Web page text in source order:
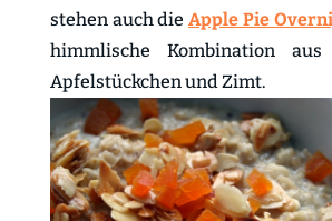
stehen auch dieApple Pie
himmlische Kombination
Apfelstückchen und Zimt.